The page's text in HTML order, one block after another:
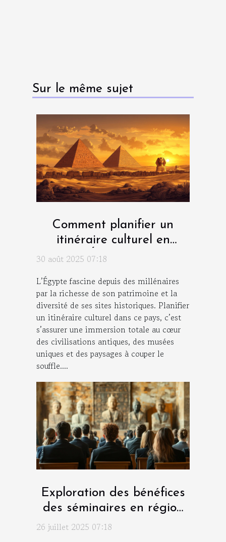
Sur le même sujet
Comment planifier un
itinéraire culturel en
Égypte ?
30 août 2025 07:18
L’Égypte fascine depuis des millénaires
par la richesse de son patrimoine et la
diversité de ses sites historiques. Planifier
un itinéraire culturel dans ce pays, c’est
s’assurer une immersion totale au cœur
des civilisations antiques, des musées
uniques et des paysages à couper le
souffle....
Exploration des bénéfices
des séminaires en région
historique et culturelle
26 juillet 2025 07:18